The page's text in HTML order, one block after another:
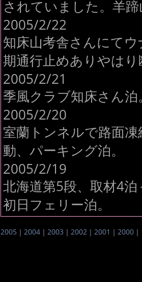
されていました。羊
2005/2/22
知床山考舎さんにて
期通行止めありやは
2005/2/21
季風クラブ知床さん泊
2005/2/20
室蘭トンネルで路面
動、パーキング泊。
2005/2/19
北海道第5段、取材4
初日フェリー泊。
2005 ｜ 2004 ｜ 2003 ｜ 2002 ｜ 2001 ｜ 2000 ｜